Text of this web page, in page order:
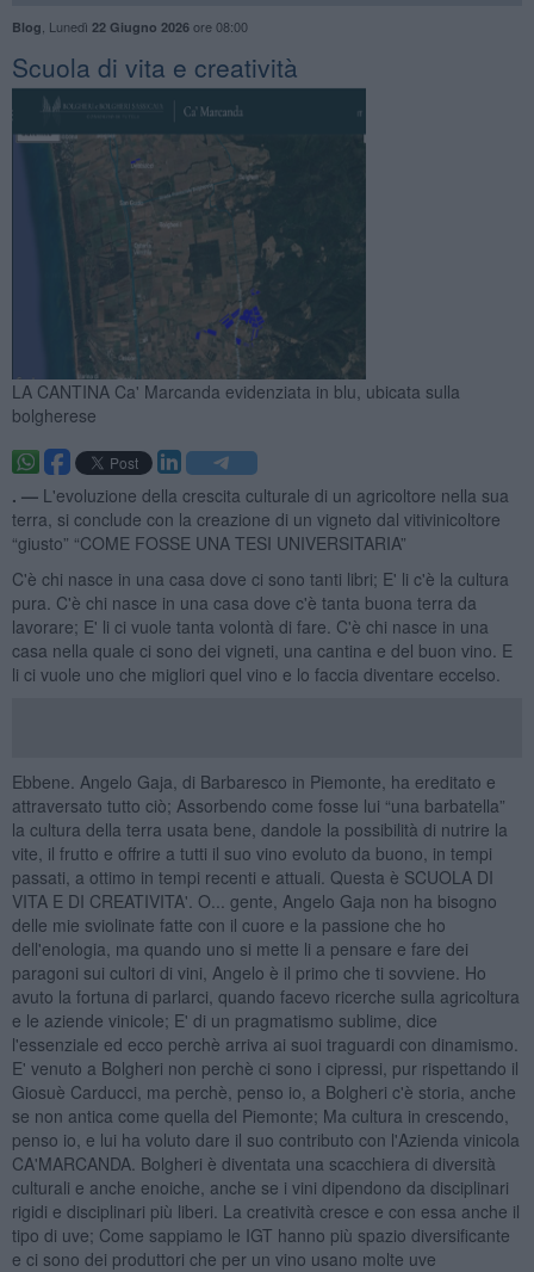
Blog Lunedì 22 Giugno 2026ore 08:00
Scuola di vita e creatività
LA CANTINA Ca' Marcanda evidenziata in blu, ubicata sulla
bolgherese
. — L'evoluzione della crescita culturale di un agricoltore nella sua
terra, si conclude con la creazione di un vigneto dal vitivinicoltore
“giusto” “COME FOSSE UNA TESI UNIVERSITARIA”
C'è chi nasce in una casa dove ci sono tanti libri; E' li c'è la cultura
pura. C'è chi nasce in una casa dove c'è tanta buona terra da
lavorare; E' li ci vuole tanta volontà di fare. C'è chi nasce in una
casa nella quale ci sono dei vigneti, una cantina e del buon vino. E
li ci vuole uno che migliori quel vino e lo faccia diventare eccelso.
Ebbene. Angelo Gaja, di Barbaresco in Piemonte, ha ereditato e
attraversato tutto ciò; Assorbendo come fosse lui “una barbatella”
la cultura della terra usata bene, dandole la possibilità di nutrire la
vite, il frutto e offrire a tutti il suo vino evoluto da buono, in tempi
passati, a ottimo in tempi recenti e attuali. Questa è SCUOLA DI
VITA E DI CREATIVITA'. O... gente, Angelo Gaja non ha bisogno
delle mie sviolinate fatte con il cuore e la passione che ho
dell'enologia, ma quando uno si mette li a pensare e fare dei
paragoni sui cultori di vini, Angelo è il primo che ti sovviene. Ho
avuto la fortuna di parlarci, quando facevo ricerche sulla agricoltura
e le aziende vinicole; E' di un pragmatismo sublime, dice
l'essenziale ed ecco perchè arriva ai suoi traguardi con dinamismo.
E' venuto a Bolgheri non perchè ci sono i cipressi, pur rispettando il
Giosuè Carducci, ma perchè, penso io, a Bolgheri c'è storia, anche
se non antica come quella del Piemonte; Ma cultura in crescendo,
penso io, e lui ha voluto dare il suo contributo con l'Azienda vinicola
CA'MARCANDA. Bolgheri è diventata una scacchiera di diversità
culturali e anche enoiche, anche se i vini dipendono da disciplinari
rigidi e disciplinari più liberi. La creatività cresce e con essa anche il
tipo di uve; Come sappiamo le IGT hanno più spazio diversificante
e ci sono dei produttori che per un vino usano molte uve